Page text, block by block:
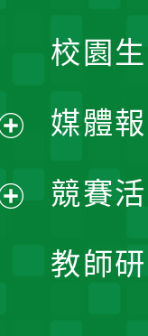
校園
媒體
競賽
教師
開